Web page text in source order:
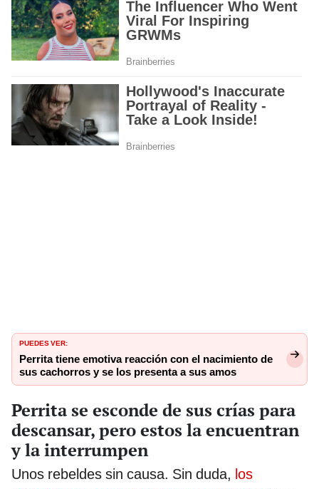
PUEDES VER:
Perrita tiene emotiva reacción con el nacimiento de
sus cachorros y se los presenta a sus amos
Perrita se esconde de sus crías para
descansar, pero estos la encuentran
y la interrumpen
Unos rebeldes sin causa. Sin duda, los